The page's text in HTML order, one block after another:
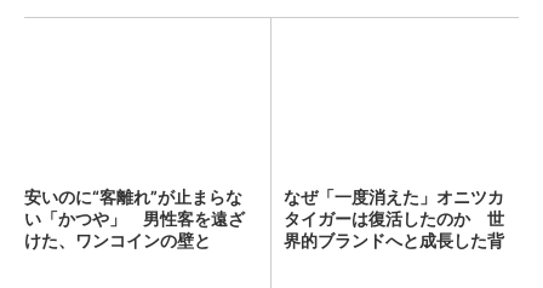
安いのに“客離れ”が止まらな
い「かつや」 男性客を遠ざ
けた、ワンコインの壁と
なぜ「一度消えた」オニツカ
タイガーは復活したのか 世
界的ブランドへと成長した背